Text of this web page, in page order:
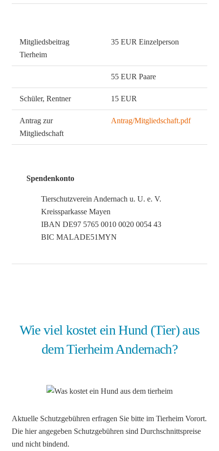
Mitgliedsbeitrag
Tierheim
35 EUR Einzelperson
55 EUR Paare
Schüler, Rentner 15 EUR
Antrag zur
Mitgliedschaft
Antrag/Mitgliedschaft.pdf
Spendenkonto
Tierschutzverein Andernach u. U. e. V.
Kreissparkasse Mayen
IBAN DE97 5765 0010 0020 0054 43
BIC MALADE51MYN
Wie viel kostet ein Hund (Tier) aus
dem Tierheim Andernach?
Aktuelle Schutzgebühren erfragen Sie bitte im Tierheim Vorort.
Die hier angegeben Schutzgebühren sind Durchschnittspreise
und nicht bindend.